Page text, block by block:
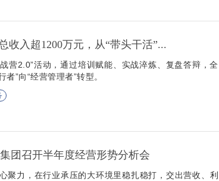
收入超1200万元，从“带头干活”...
营2.0”活动，通过培训赋能、实战淬炼、复盘答辩，全
”向“经营管理者”转型。
团召开半年度经营形势分析会
聚力，在行业承压的大环境里稳扎稳打，交出营收、利